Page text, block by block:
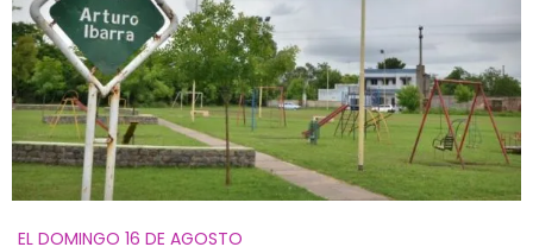
EL DOMINGO 16 DE AGOSTO